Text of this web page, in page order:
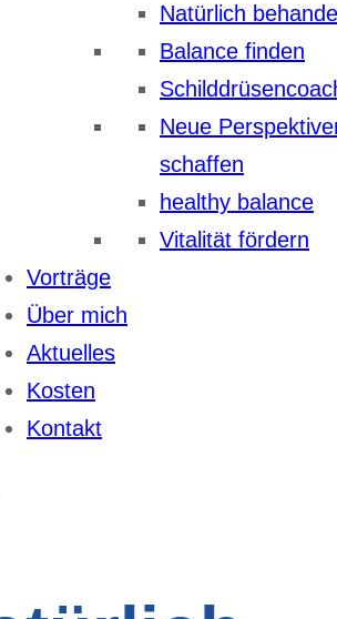
Natürlich
Balance finden
Neue
schaffen
healthy balance
Vitalität fördern
Vorträge
Über mich
Aktuelles
Kosten
Kontakt